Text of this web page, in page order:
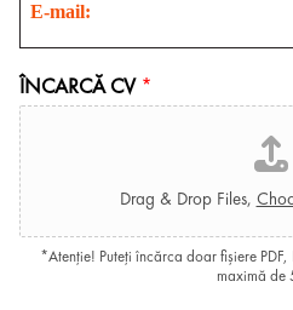
*
m
a
i
l
*
ÎNCARCĂ CV *
Drag & Drop Files,
*Atenție! Puteți încărca doar fișiere
maximă de